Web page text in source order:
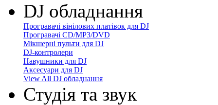
DJ обладнання
Програвачі вінілових платівок для DJ
Програвачі CD/MP3/DVD
Мікшерні пульти для DJ
DJ-контролери
Навушники для DJ
Аксесуари для DJ
View All DJ обладнання
Студія та звук